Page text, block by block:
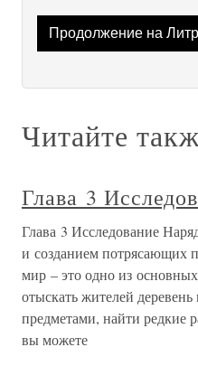
Продолжение на
Читайте
Глава 3
Глава 3 Исследование
и созданием потрясающих
мир – это одно из
отыскать жителей
предметами, найти редкие
вы можете